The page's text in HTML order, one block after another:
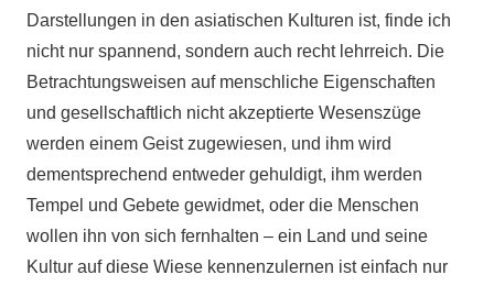
Darstellungen in den asiatischen Kulturen ist, finde ich
nicht nur spannend, sondern auch recht lehrreich. Die
Betrachtungsweisen auf menschliche Eigenschaften
und gesellschaftlich nicht akzeptierte Wesenszüge
werden einem Geist zugewiesen, und ihm wird
dementsprechend entweder gehuldigt, ihm werden
Tempel und Gebete gewidmet, oder die Menschen
wollen ihn von sich fernhalten – ein Land und seine
Kultur auf diese Wiese kennenzulernen ist einfach nur